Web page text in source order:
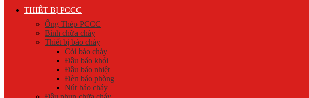
THIẾT BỊ PCCC
Ống Thép PCCC
Bình chữa cháy
Thiết bị báo cháy
Còi báo cháy
Đầu báo khói
Đầu báo nhiệt
Đèn báo phòng
Nút báo cháy